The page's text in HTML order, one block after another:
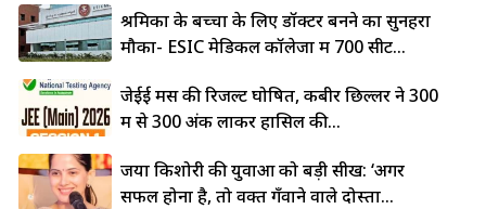
श्रमिकों के बच्चों के लिए डॉक्टर बनने का सुनहरा
मौका- ESIC मेडिकल कॉलेजों में 700 सीटें...
जेईई मेंस की रिजल्ट घोषित, कबीर छिल्लर ने 300
में से 300 अंक लाकर हासिल की...
जया किशोरी की युवाओं को बड़ी सीख: ‘अगर
सफल होना है, तो वक्त गँवाने वाले दोस्तों...